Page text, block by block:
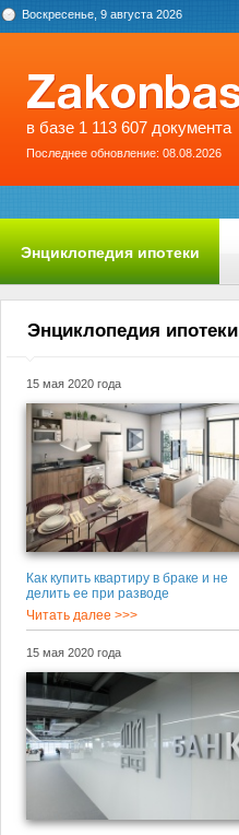
Воскресенье, 9 августа 2026
в базе 1 113 607 документа
Последнее обновление: 08.08.2026
Энциклопедия ипотеки
О проекте
Энциклопедия ипотеки
15 мая 2020 года
Как купить квартиру в браке и не
делить ее при разводе
Читать далее >>>
15 мая 2020 года